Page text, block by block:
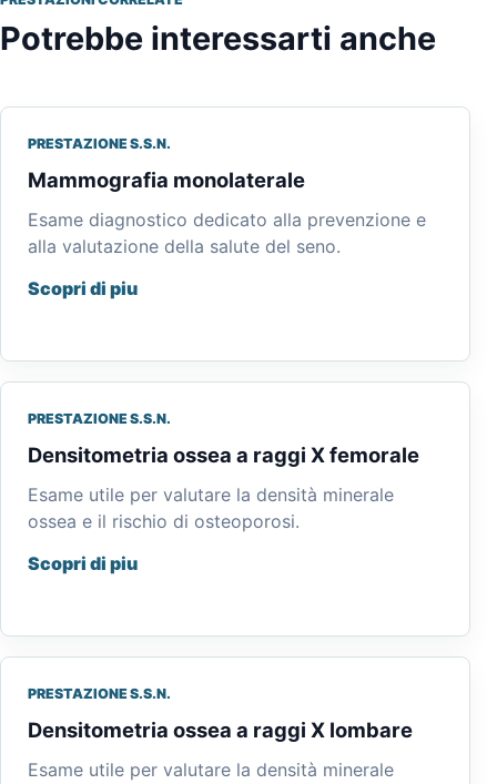
Potrebbe interessarti anche
PRESTAZIONE S.S.N.
Mammografia monolaterale
Esame diagnostico dedicato alla prevenzione e
alla valutazione della salute del seno.
Scopri di piu
PRESTAZIONE S.S.N.
Densitometria ossea a raggi X femorale
Esame utile per valutare la densità minerale
ossea e il rischio di osteoporosi.
Scopri di piu
PRESTAZIONE S.S.N.
Densitometria ossea a raggi X lombare
Esame utile per valutare la densità minerale